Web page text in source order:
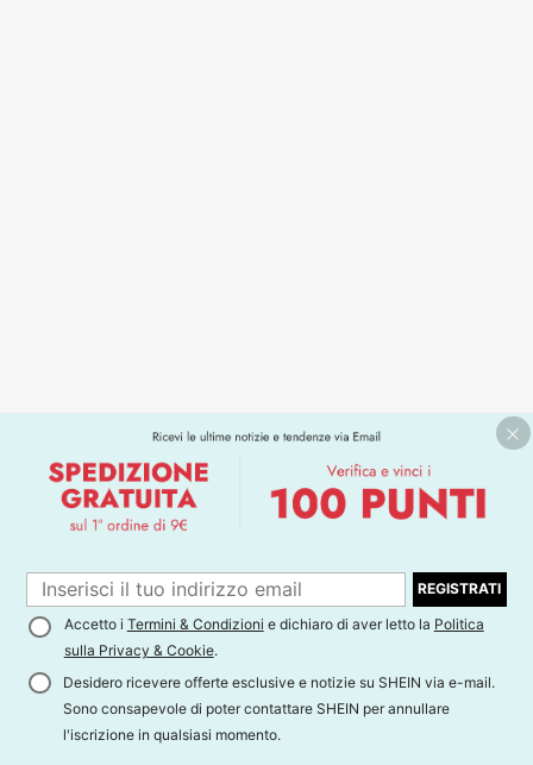
REGISTRATI
Accetto i Termini & Condizioni e dichiaro di aver letto la Politica
sulla Privacy & Cookie.
Desidero ricevere offerte esclusive e notizie su SHEIN via e-mail.
Sono consapevole di poter contattare SHEIN per annullare
l'iscrizione in qualsiasi momento.